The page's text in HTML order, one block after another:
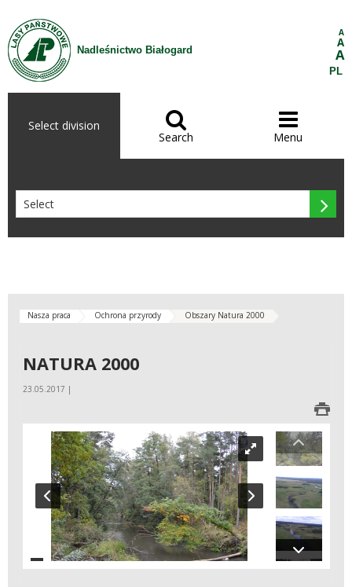
Skip to Content
Nadleśnictwo Białogard
A
A
A
PL
Select division 
Search

Menu

Nasza praca Ochrona przyrody Obszary Natura 2000
NATURA 2000
23.05.2017 |